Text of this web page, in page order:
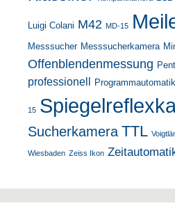
Luigi Colani M42 MD-15
Messsucher Messsucherkamera
Offenblendenmessung
professionell Programmautomatik
15
Sucherkamera TTL
Wiesbaden Zeiss Ikon